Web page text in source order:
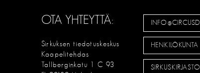
OTA YHTEYTTÄ:
Sirkuksen tiedotuskeskus
Kaapelitehdas
Tallberginkatu 1 C 93
HENKILÖKUNTA
SIRKUSKIRJASTO